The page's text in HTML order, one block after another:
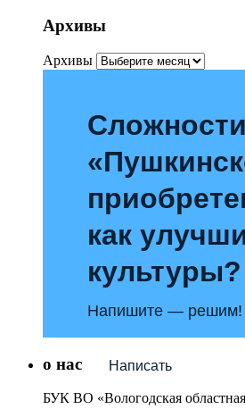
Архивы
Архивы
как
культуры?
Напишите — решим!
Написать
о нас
БУК ВО «Вологодская